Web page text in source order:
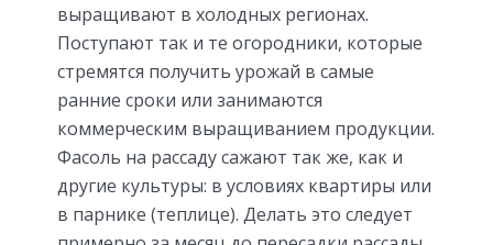
выращивают в холодных регионах.
Поступают так и те огородники, которые
стремятся получить урожай в самые
ранние сроки или занимаются
коммерческим выращиванием продукции.
Фасоль на рассаду сажают так же, как и
другие культуры: в условиях квартиры или
в парнике (теплице). Делать это следует